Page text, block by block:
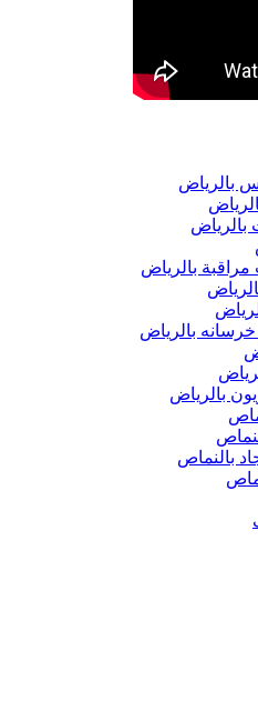
بالرياض
بالرياض
بالرياض
بالرياض
بالنماص